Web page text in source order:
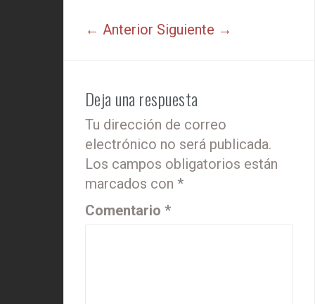
← Anterior Siguiente →
Deja una respuesta
Tu dirección de correo
electrónico no será publicada.
Los campos obligatorios están
marcados con *
Comentario *